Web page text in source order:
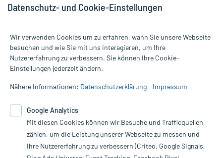
Alle Preise gelten inkl. MwSt., ggf. zzgl. Versandkosten
Informationen auf dieser Website werden ausschließlich für
die Untersuchung und Behandlung durch einen Arzt. Bitte
Therapien eingeleitet werden können. | Diese Webseite benutzt
Google Analytics. Lesen Sie bitte dazu die wichtigen Hinweise in
unserer Datenschutzerklärung. Für den Widerruf einer Bestellung
nutzen Sie das Formular:
Datenschutz- und Cookie-Einstellungen
Wir verwenden Cookies um zu erfahren, wann Sie unsere Webseite
besuchen und wie Sie mit uns interagieren, um Ihre
Nutzererfahrung zu verbessern. Sie können Ihre Cookie-
Einstellungen jederzeit ändern.
Nähere Informationen: Datenschutzerklärung Impressum
Google Analytics
Mit diesen Cookies können wir Besuche und Trafficquellen
zählen, um die Leistung unserer Webseite zu messen und
Ihre Nutzererfahrung zu verbessern (Criteo, Google Signals,